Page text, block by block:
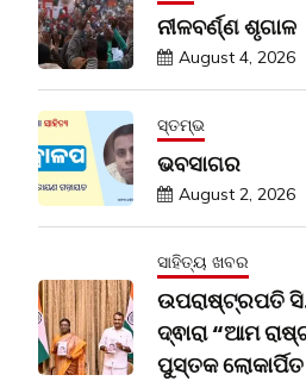
ନୀଳବର୍ଣ୍ଣ ଶୃଗାଳ
August 4, 2026
ସ୍ତମ୍ଭ
ଭବସାଗର
August 2, 2026
ସାହିତ୍ୟ ଖବର
ଉପରାଷ୍ଟ୍ରପତି
ଦ୍ଵାରା “ଆମ
ପୁସ୍ତକ ଲୋକାର୍ପିତ